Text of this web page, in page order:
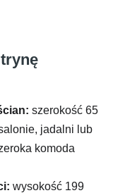
szerokość 65
jadalni lub
komoda
wysokość 199